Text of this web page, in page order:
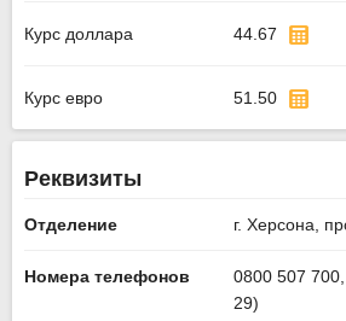
Курс доллара 44.67
Курс евро 51.50
Реквизиты
Отделение г. Херсона,
Номера телефонов
0800 507
29)